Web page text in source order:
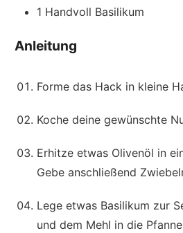
1 Handvoll Basilikum
Anleitung
Forme das Hack in kleine
Koche deine gewünschte
Erhitze etwas Olivenöl in
Gebe anschließend
Lege etwas Basilikum zur
und dem Mehl in die